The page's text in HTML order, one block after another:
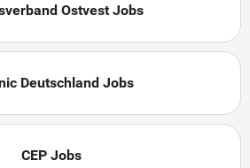
Ostvest Jobs
Deutschland Jobs
CEP Jobs